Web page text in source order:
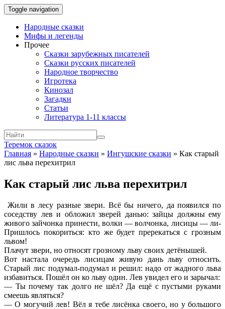
Toggle navigation
Народные сказки
Мифы и легенды
Прочее
Сказки зарубежных писателей
Сказки русских писателей
Народное творчество
Игротека
Кинозал
Загадки
Статьи
Литература 1-11 классы
Теремок сказок
Главная » Народные сказки » Ингушские сказки » Как старый
лис льва перехитрил
Как старый лис льва перехитрил
Жили в лесу разные звери. Всё бы ничего, да появился по
соседству лев и обложил зверей данью: зайцы должны ему
живого зайчонка принести, волки — волчонка, лисицы — ли-
Пришлось покориться: кто же будет пререкаться с грозным
львом!
Плачут звери, но относят грозному льву своих детёнышей.
Вот настала очередь лисицам живую дань льву относить.
Старый лис подумал-подумал и решил: надо от жадного льва
избавиться. Пошёл он ко льву один. Лев увидел его и зарычал:
— Ты почему так долго не шёл? Да ещё с пустыми руками
смеешь являться?
— О могучий лев! Вёл я тебе лисёнка своего, но у большого